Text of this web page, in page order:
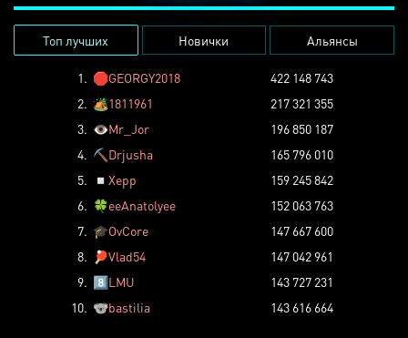
Топ лучших Новички Альянсы
1. 🛑GEORGY2018
422 148 743
2. 🏕️1811961
217 321 355
3. 👁️Mr_Jor
196 850 187
4. ⛏️ Drjusha
165 796 010
5.
◽ Xepp
159 245 842
6. 🍀eeAnatolyee
152 063 763
7. 🎓OvCore
147 667 600
8.
🏓Vlad54
147 042 961
9. 8️⃣LMU
143 727 231
10. 🐨bastilia 143 616 664